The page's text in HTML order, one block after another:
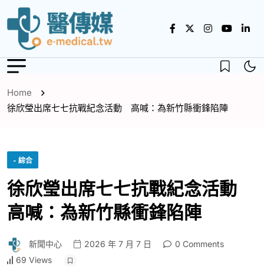
Home
徐欣瑩出席七七抗戰紀念活動 高喊：為新竹縣衝鋒陷陣
- 綜合
徐欣瑩出席七七抗戰紀念活動
高喊：為新竹縣衝鋒陷陣
新聞中心 2026 年 7 月 7 日
0 Comments
69 Views